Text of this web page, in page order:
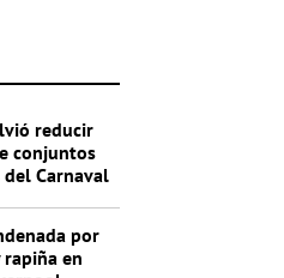
reducir
conjuntos
Carnaval
por
en